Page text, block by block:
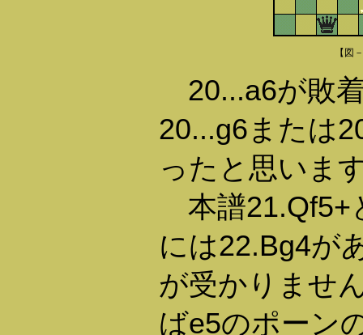
【図
20...a6が敗
20...g6または
ったと思いま
本譜21.Qf5+
には22.Bg4が
が受かりませ
ばe5のポーン